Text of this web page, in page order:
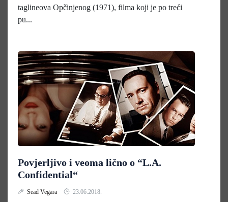
taglineova Opčinjenog (1971), filma koji je po treći
pu...
Povjerljivo i veoma lično o “L.A.
Confidential“
Sead Vegara 23.06.2018.